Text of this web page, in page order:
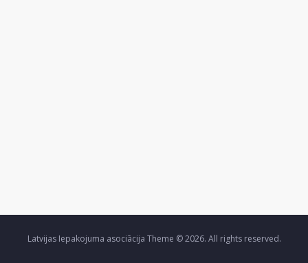
Latvijas Iepakojuma asociācija Theme © 2026. All rights reserved.